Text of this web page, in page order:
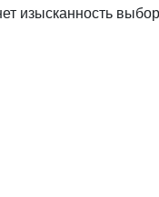
изысканность